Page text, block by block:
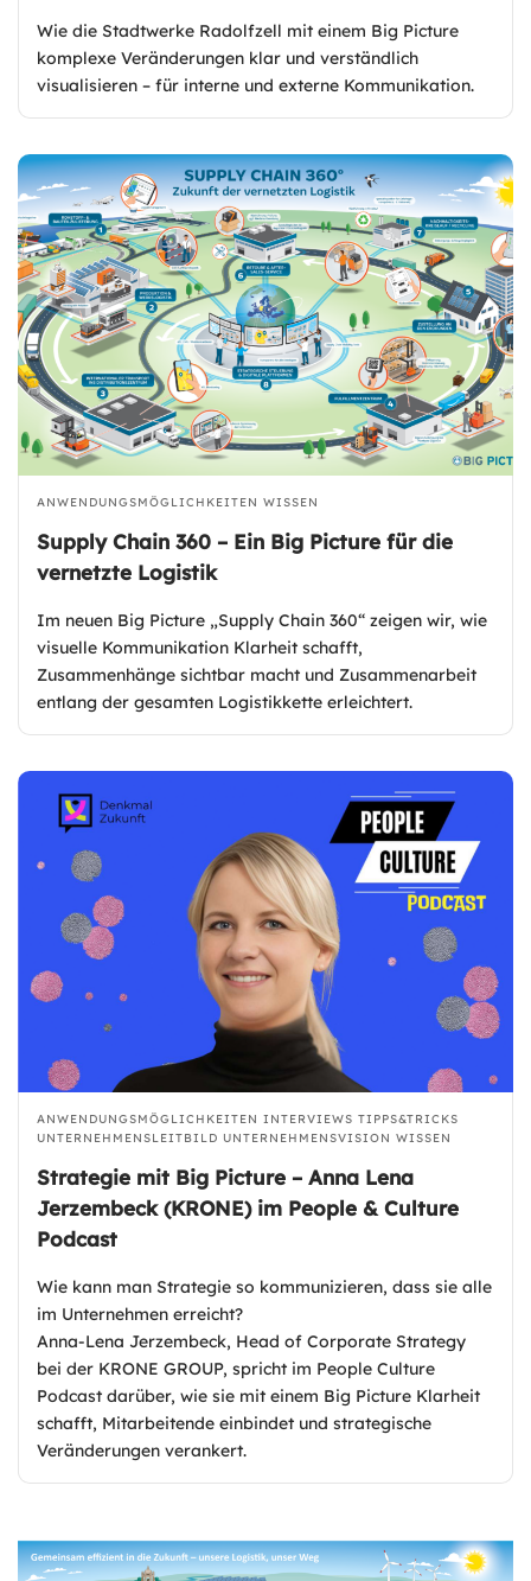
Wie die Stadtwerke Radolfzell mit einem Big Picture
komplexe Veränderungen klar und verständlich
visualisieren – für interne und externe Kommunikation.
ANWENDUNGSMÖGLICHKEITEN WISSEN
Supply Chain 360 – Ein Big Picture für die
vernetzte Logistik
Im neuen Big Picture „Supply Chain 360“ zeigen wir, wie
visuelle Kommunikation Klarheit schafft,
Zusammenhänge sichtbar macht und Zusammenarbeit
entlang der gesamten Logistikkette erleichtert.
ANWENDUNGSMÖGLICHKEITEN INTERVIEWS TIPPS&TRICKS
UNTERNEHMENSLEITBILD UNTERNEHMENSVISION WISSEN
Strategie mit Big Picture – Anna Lena
Jerzembeck (KRONE) im People & Culture
Podcast
Wie kann man Strategie so kommunizieren, dass sie alle
im Unternehmen erreicht?
Anna-Lena Jerzembeck, Head of Corporate Strategy
bei der KRONE GROUP, spricht im People Culture
Podcast darüber, wie sie mit einem Big Picture Klarheit
schafft, Mitarbeitende einbindet und strategische
Veränderungen verankert.